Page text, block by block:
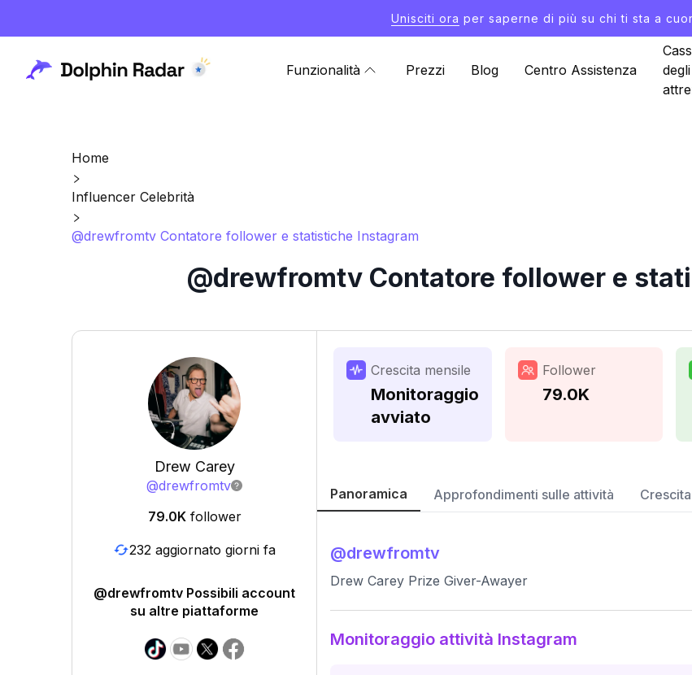
Unisciti ora per saperne di più su chi ti sta a
Funzionalità Prezzi Blog Centro Assistenza
degli
Home
Influencer Celebrità
@drewfromtv Contatore follower e statistiche Instagram
@drewfromtv Contatore follower e
Drew Carey
@drewfromtv
79.0K follower
232 aggiornato giorni fa
@drewfromtv Possibili account
su altre piattaforme
Crescita mensile
Monitoraggio
avviato
Follower
79.0K
Panoramica Approfondimenti sulle attività
@drewfromtv
Drew Carey Prize Giver-Awayer
Monitoraggio attività Instagram